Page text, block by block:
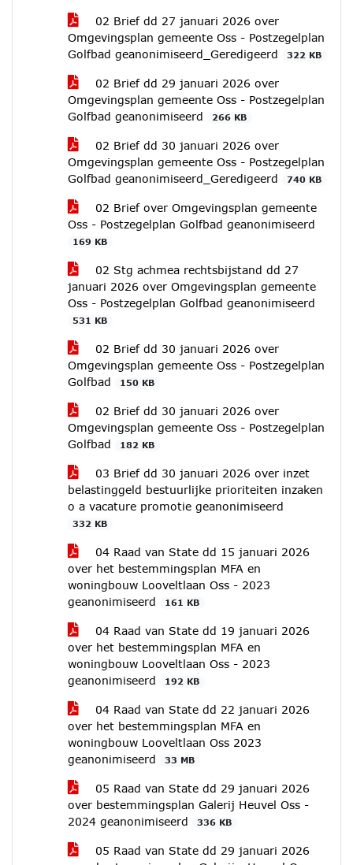
02 Brief dd 27 januari 2026 over
Omgevingsplan gemeente Oss - Postzegelplan
Golfbad geanonimiseerd_Geredigeerd
322 KB
02 Brief dd 29 januari 2026 over
Omgevingsplan gemeente Oss - Postzegelplan
Golfbad geanonimiseerd
266 KB
02 Brief dd 30 januari 2026 over
Omgevingsplan gemeente Oss - Postzegelplan
Golfbad geanonimiseerd_Geredigeerd
740 KB
02 Brief over Omgevingsplan gemeente
Oss - Postzegelplan Golfbad geanonimiseerd
169 KB
02 Stg achmea rechtsbijstand dd 27
januari 2026 over Omgevingsplan gemeente
Oss - Postzegelplan Golfbad geanonimiseerd
531 KB
02 Brief dd 30 januari 2026 over
Omgevingsplan gemeente Oss - Postzegelplan
Golfbad
150 KB
02 Brief dd 30 januari 2026 over
Omgevingsplan gemeente Oss - Postzegelplan
Golfbad
182 KB
03 Brief dd 30 januari 2026 over inzet
belastinggeld bestuurlijke prioriteiten inzaken
o a vacature promotie geanonimiseerd
332 KB
04 Raad van State dd 15 januari 2026
over het bestemmingsplan MFA en
woningbouw Looveltlaan Oss - 2023
geanonimiseerd
161 KB
04 Raad van State dd 19 januari 2026
over het bestemmingsplan MFA en
woningbouw Looveltlaan Oss - 2023
geanonimiseerd
192 KB
04 Raad van State dd 22 januari 2026
over het bestemmingsplan MFA en
woningbouw Looveltlaan Oss 2023
geanonimiseerd
33 MB
05 Raad van State dd 29 januari 2026
over bestemmingsplan Galerij Heuvel Oss -
2024 geanonimiseerd
336 KB
05 Raad van State dd 29 januari 2026